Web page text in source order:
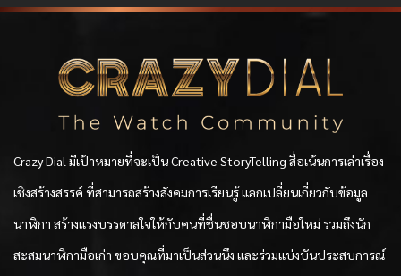
Crazy Dial มีเป้าหมายที่จะเป็น Creative StoryTelling สื่อเน้นการเล่าเรื่อง
เชิงสร้างสรรค์ ที่สามารถสร้างสังคมการเรียนรู้ แลกเปลี่ยนเกี่ยวกับข้อมูล
นาฬิกา สร้างแรงบรรดาลใจให้กับคนที่ชื่นชอบนาฬิกามือใหม่ รวมถึงนัก
สะสมนาฬิกามือเก่า ขอบคุณที่มาเป็นส่วนนึง และร่วมแบ่งบันประสบการณ์